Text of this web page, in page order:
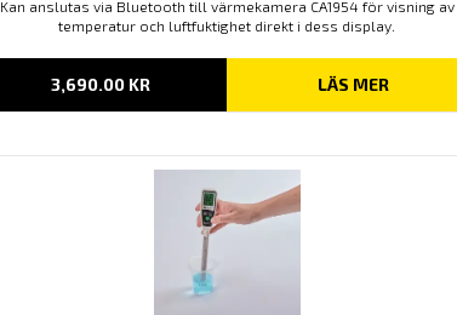
Kan anslutas via Bluetooth till värmekamera CA1954 för visning av
temperatur och luftfuktighet direkt i dess display.
3,690.00 KR LÄS MER